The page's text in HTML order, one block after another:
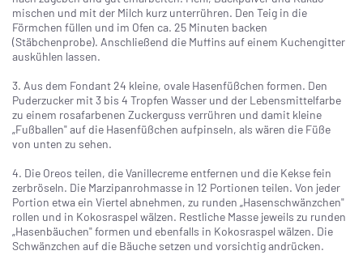
mischen und mit der Milch kurz unterrühren. Den Teig in die
Förmchen füllen und im Ofen ca. 25 Minuten backen
(Stäbchenprobe). Anschließend die Muffins auf einem Kuchengitter
auskühlen lassen.
3. Aus dem Fondant 24 kleine, ovale Hasenfüßchen formen. Den
Puderzucker mit 3 bis 4 Tropfen Wasser und der Lebensmittelfarbe
zu einem rosafarbenen Zuckerguss verrühren und damit kleine
„Fußballen" auf die Hasenfüßchen aufpinseln, als wären die Füße
von unten zu sehen.
4. Die Oreos teilen, die Vanillecreme entfernen und die Kekse fein
zerbröseln. Die Marzipanrohmasse in 12 Portionen teilen. Von jeder
Portion etwa ein Viertel abnehmen, zu runden „Hasenschwänzchen"
rollen und in Kokosraspel wälzen. Restliche Masse jeweils zu runden
„Hasenbäuchen" formen und ebenfalls in Kokosraspel wälzen. Die
Schwänzchen auf die Bäuche setzen und vorsichtig andrücken.